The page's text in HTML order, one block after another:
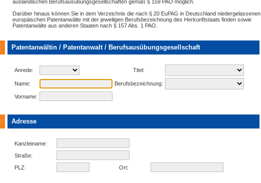
ausländischen Berufsausübungsgesellschaften gemäß § 159 PAO möglich.
Darüber hinaus können Sie in dem Verzeichnis die nach § 20 EuPAG in Deutschland niedergelassenen
europäischen Patentanwälte mit der jeweiligen Berufsbezeichnung des Herkunftstaats finden sowie
Patentanwälte aus anderen Staaten nach § 157 Abs. 1 PAO.
Patentanwältin / Patentanwalt / Berufsausübungsgesellschaft
Anrede: Titel:
Name: Berufsbezeichnung:
Vorname:
Adresse
Kanzleiname:
Straße:
PLZ:
Ort: